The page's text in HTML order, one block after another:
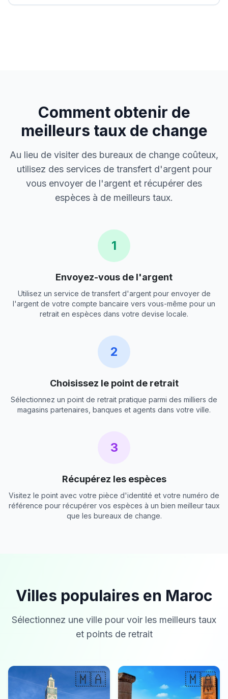
Comment obtenir de
meilleurs taux de change
Au lieu de visiter des bureaux de change coûteux,
utilisez des services de transfert d'argent pour
vous envoyer de l'argent et récupérer des
espèces à de meilleurs taux.
1
Envoyez-vous de l'argent
Utilisez un service de transfert d'argent pour envoyer de
l'argent de votre compte bancaire vers vous-même pour un
retrait en espèces dans votre devise locale.
2
Choisissez le point de retrait
Sélectionnez un point de retrait pratique parmi des milliers de
magasins partenaires, banques et agents dans votre ville.
3
Récupérez les espèces
Visitez le point avec votre pièce d'identité et votre numéro de
référence pour récupérer vos espèces à un bien meilleur taux
que les bureaux de change.
Villes populaires en Maroc
Sélectionnez une ville pour voir les meilleurs taux
et points de retrait
🇲🇦 🇲🇦